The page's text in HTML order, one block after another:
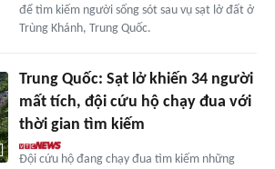
để tìm kiếm người sống sót sau vụ sạt lở đất ở
Trùng Khánh, Trung Quốc.
Trung Quốc: Sạt lở khiến 34 người
mất tích, đội cứu hộ chạy đua với
thời gian tìm kiếm
Đội cứu hộ đang chạy đua tìm kiếm những